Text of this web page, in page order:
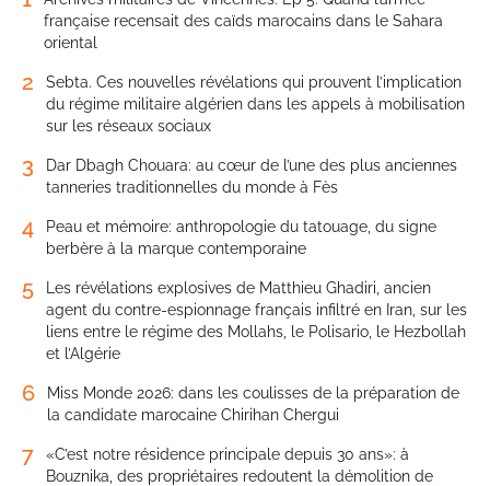
française recensait des caïds marocains dans le Sahara
oriental
2
Sebta. Ces nouvelles révélations qui prouvent l’implication
du régime militaire algérien dans les appels à mobilisation
sur les réseaux sociaux
3
Dar Dbagh Chouara: au cœur de l’une des plus anciennes
tanneries traditionnelles du monde à Fès
4
Peau et mémoire: anthropologie du tatouage, du signe
berbère à la marque contemporaine
5
Les révélations explosives de Matthieu Ghadiri, ancien
agent du contre-espionnage français infiltré en Iran, sur les
liens entre le régime des Mollahs, le Polisario, le Hezbollah
et l’Algérie
6
Miss Monde 2026: dans les coulisses de la préparation de
la candidate marocaine Chirihan Chergui
7
«C’est notre résidence principale depuis 30 ans»: à
Bouznika, des propriétaires redoutent la démolition de